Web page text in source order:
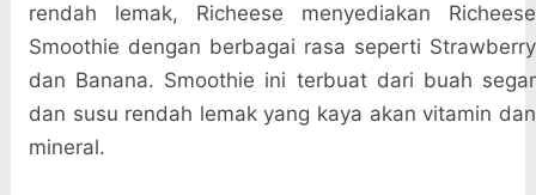
rendah lemak, Richeese menyediakan Richeese
Smoothie dengan berbagai rasa seperti Strawberry
dan Banana. Smoothie ini terbuat dari buah segar
dan susu rendah lemak yang kaya akan vitamin dan
mineral.